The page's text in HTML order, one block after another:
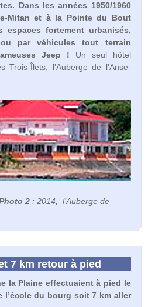
Dans les années 1950/1960
Mitan et à la Pointe du Bout
espaces fortement urbanisés,
par véhicules tout terrain
Jeep ! Un seul hôtel
Trois-Îlets, l’Auberge de l’Anse-
2 : 2014, l’Auberge de
7 km retour à pied
la Plaine effectuaient à pied le
l’école du bourg soit 7 km aller